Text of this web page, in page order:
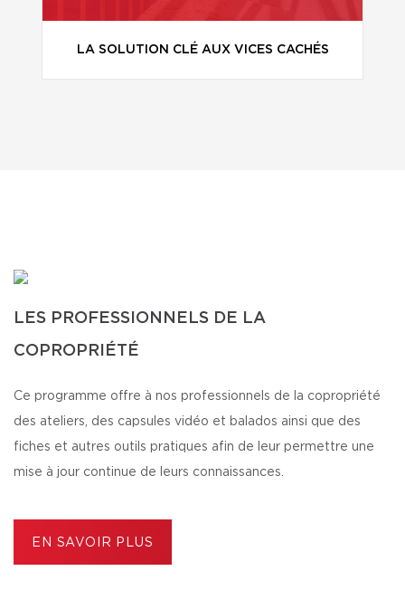
LA SOLUTION CLÉ AUX VICES CACHÉS
LES PROFESSIONNELS DE LA
COPROPRIÉTÉ
Ce programme offre à nos professionnels de la copropriété
des ateliers, des capsules vidéo et balados ainsi que des
fiches et autres outils pratiques afin de leur permettre une
mise à jour continue de leurs connaissances.
EN SAVOIR PLUS